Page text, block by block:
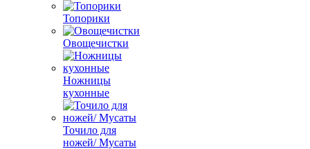
Топорики
Овощечистки
Ножницы
кухонные
Точило для
ножей/ Мусаты